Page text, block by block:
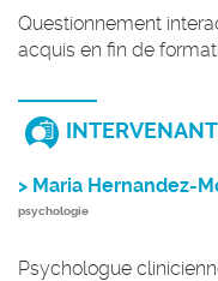
Questionnement
acquis en fin de
> Maria Hernandez-
psychologie
Psychologue